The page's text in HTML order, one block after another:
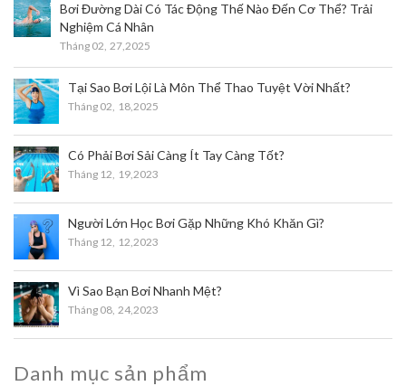
Bơi Đường Dài Có Tác Động Thế Nào Đến Cơ Thể? Trải
Nghiệm Cá Nhân
Tháng 02, 27,2025
Tại Sao Bơi Lội Là Môn Thể Thao Tuyệt Vời Nhất?
Tháng 02, 18,2025
Có Phải Bơi Sải Càng Ít Tay Càng Tốt?
Tháng 12, 19,2023
Người Lớn Học Bơi Gặp Những Khó Khăn Gì?
Tháng 12, 12,2023
Vì Sao Bạn Bơi Nhanh Mệt?
Tháng 08, 24,2023
Danh mục sản phẩm